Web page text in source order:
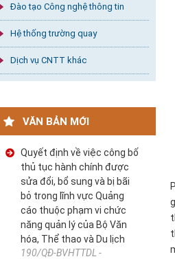
Đào tạo Công nghệ thông tin
Hệ thống trường quay
Dịch vụ CNTT khác
VĂN BẢN MỚI
Quyết định về việc công bố
thủ tục hành chính được
sửa đổi, bổ sung và bị bãi
bỏ trong lĩnh vực Quảng
cáo thuộc phạm vi chức
năng quản lý của Bộ Văn
hóa, Thể thao và Du lịch
190/QĐ-BVHTTDL -